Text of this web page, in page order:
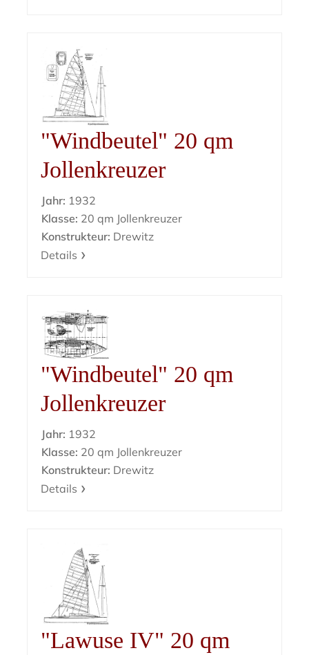
"Windbeutel" 20 qm
Jollenkreuzer
Jahr: 1932
Klasse: 20 qm Jollenkreuzer
Konstrukteur: Drewitz
Details
"Windbeutel" 20 qm
Jollenkreuzer
Jahr: 1932
Klasse: 20 qm Jollenkreuzer
Konstrukteur: Drewitz
Details
"Lawuse IV" 20 qm